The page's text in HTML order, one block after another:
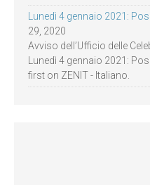
Lunedì 4 gennaio 2021:
29, 2020
Avviso dell’Ufficio delle
Lunedì 4 gennaio 2021:
first on ZENIT - Italiano.